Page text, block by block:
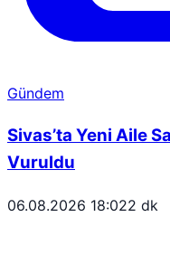
Gündem
Sivas’ta Yeni Aile
Vuruldu
06.08.2026 18:022 dk